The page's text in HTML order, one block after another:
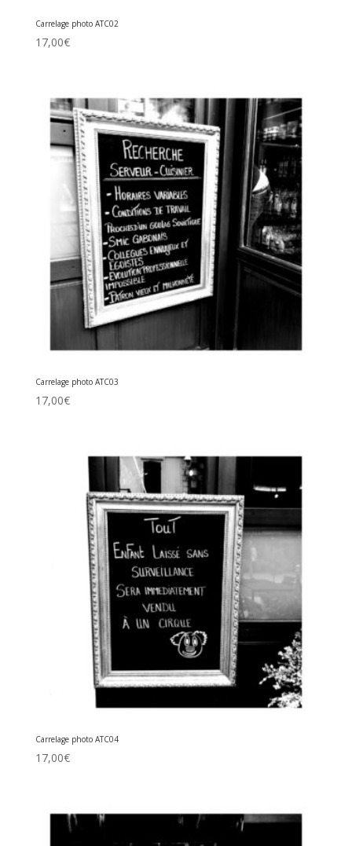
Carrelage photo ATC02
17,00€
Carrelage photo ATC03
17,00€
Carrelage photo ATC04
17,00€